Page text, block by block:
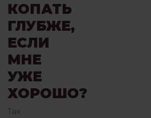
КОПАТЬ
ГЛУБЖЕ,
ЕСЛИ
МНЕ
УЖЕ
ХОРОШО?
Так